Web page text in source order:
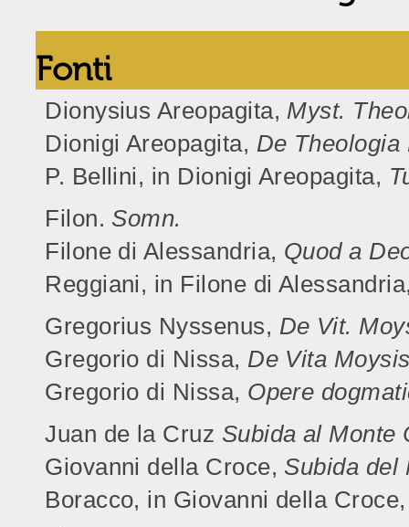
Fonti
Dionysius Areopagita, Myst.
Dionigi Areopagita, De Theologia
P. Bellini, in Dionigi Areopagita,
Filon. Somn.
Filone di Alessandria, Quod a
Reggiani, in Filone di
Gregorius Nyssenus, De Vit.
Gregorio di Nissa, De Vita
Gregorio di Nissa, Opere
Juan de la Cruz Subida al Monte
Giovanni della Croce, Subida del
Boracco, in Giovanni della